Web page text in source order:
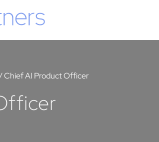
Chief AI Product Officer